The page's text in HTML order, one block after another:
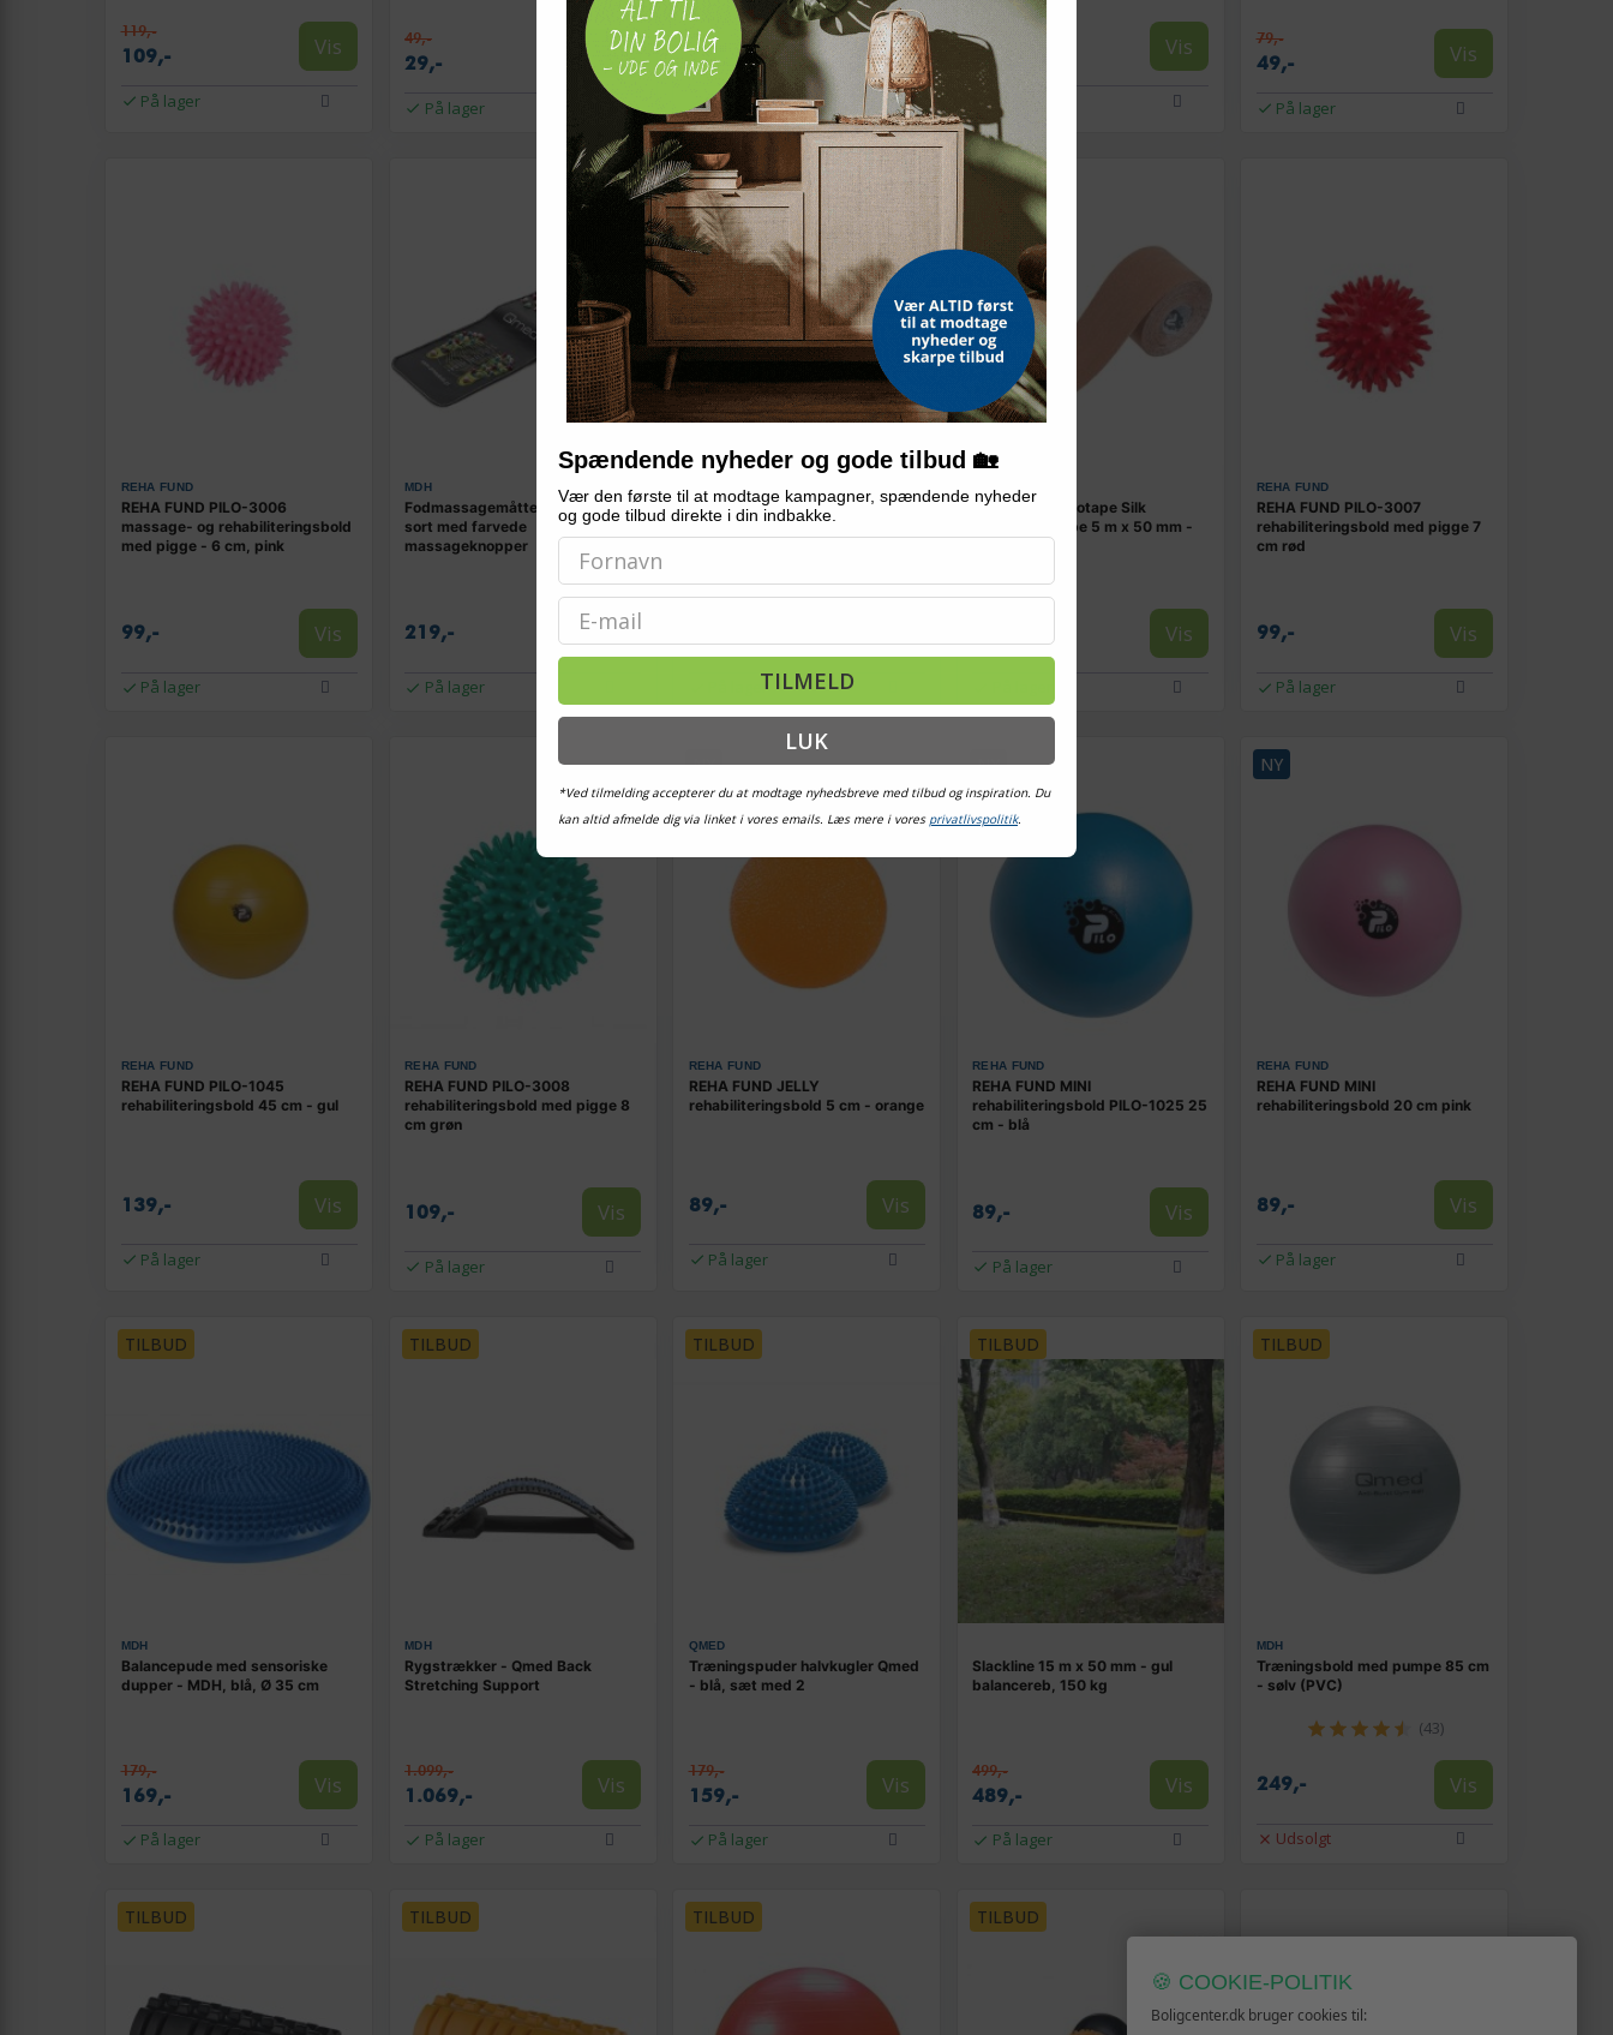
119,-
109,- Vis
På lager
49,-
29,- Vis
På lager
129,-
119,- Vis
På lager
280,-
179,- Vis
På lager
79,-
49,- Vis
På lager
REHA FUND
REHA FUND PILO-3006
massage- og rehabiliteringsbold
med pigge - 6 cm, pink
99,- Vis
På lager
MDH
Fodmassagemåtte 175 × 35 cm -
sort med farvede
massageknopper
219,- Vis
På lager
REHA FUND Orzeszek
rehabiliteringsbold PILO-3018/1 -
På lager
REHA FUND Pilotape Silk
kinesiology tape 5 m x 50 mm -
Vis
REHA FUND
REHA FUND PILO-3007
rehabiliteringsbold med pigge 7
cm rød
99,- Vis
På lager
REHA FUND
REHA FUND PILO-1045
rehabiliteringsbold 45 cm - gul
139,- Vis
På lager
REHA FUND
REHA FUND PILO-3008
rehabiliteringsbold med pigge 8
cm grøn
109,- Vis
På lager
NY
REHA FUND
REHA FUND JELLY
rehabiliteringsbold 5 cm - orange
89,- Vis
På lager
NY
REHA FUND
REHA FUND MINI
rehabiliteringsbold PILO-1025 25
cm - blå
89,- Vis
På lager
NY
REHA FUND
REHA FUND MINI
rehabiliteringsbold 20 cm pink
89,- Vis
På lager
TILBUD
MDH
Balancepude med sensoriske
dupper - MDH, blå, Ø 35 cm
179,-
169,- Vis
På lager
TILBUD
MDH
Rygstrækker - Qmed Back
Stretching Support
1.099,-
1.069,- Vis
På lager
TILBUD
QMED
Træningspuder halvkugler Qmed
- blå, sæt med 2
179,-
159,- Vis
På lager
TILBUD
Slackline 15 m x 50 mm - gul
balancereb, 150 kg
499,-
489,- Vis
På lager
TILBUD
MDH
Træningsbold med pumpe 85 cm
- sølv (PVC)
(43)
249,- Vis
Udsolgt
TILBUD TILBUD TILBUD TILBUD
🍪 COOKIE-POLITIK
Boligcenter.dk bruger cookies til:
Spændende nyheder og gode tilbud 🏡
Vær den første til at modtage kampagner, spændende nyheder
og gode tilbud direkte i din indbakke.
Email
TILMELD
LUK
*Ved tilmelding accepterer du at modtage nyhedsbreve med tilbud og inspiration. Du
kan altid afmelde dig via linket i vores emails. Læs mere i vores privatlivspolitik.